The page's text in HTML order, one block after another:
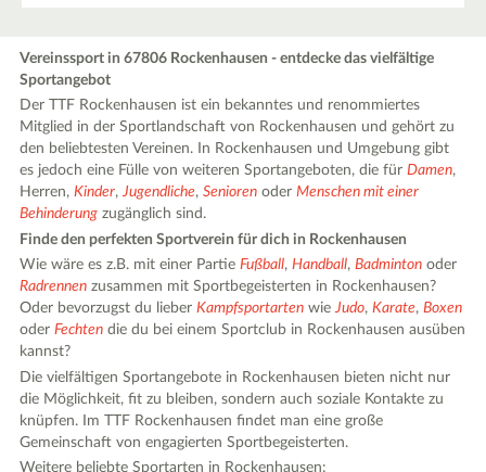
Vereinssport in 67806 Rockenhausen - entdecke das vielfältige
Sportangebot
Der TTF Rockenhausen ist ein bekanntes und renommiertes
Mitglied in der Sportlandschaft von Rockenhausen und gehört zu
den beliebtesten Vereinen. In Rockenhausen und Umgebung gibt
es jedoch eine Fülle von weiteren Sportangeboten, die fürDamen,
Herren,Kinder,Jugendliche,Senioren oderMenschen mit einer
Behinderung zugänglich sind.
Finde den perfekten Sportverein für dich in Rockenhausen
Wie wäre es z.B. mit einer PartieFußball,Handball,Badminton oder
Radrennen zusammen mit Sportbegeisterten in Rockenhausen?
Oder bevorzugst du lieberKampfsportarten wieJudo,Karate,Boxen
oderFechten die du bei einem Sportclub in Rockenhausen ausüben
kannst?
Die vielfältigen Sportangebote in Rockenhausen bieten nicht nur
die Möglichkeit, fit zu bleiben, sondern auch soziale Kontakte zu
knüpfen. Im TTF Rockenhausen findet man eine große
Gemeinschaft von engagierten Sportbegeisterten.
Weitere beliebte Sportarten in Rockenhausen: